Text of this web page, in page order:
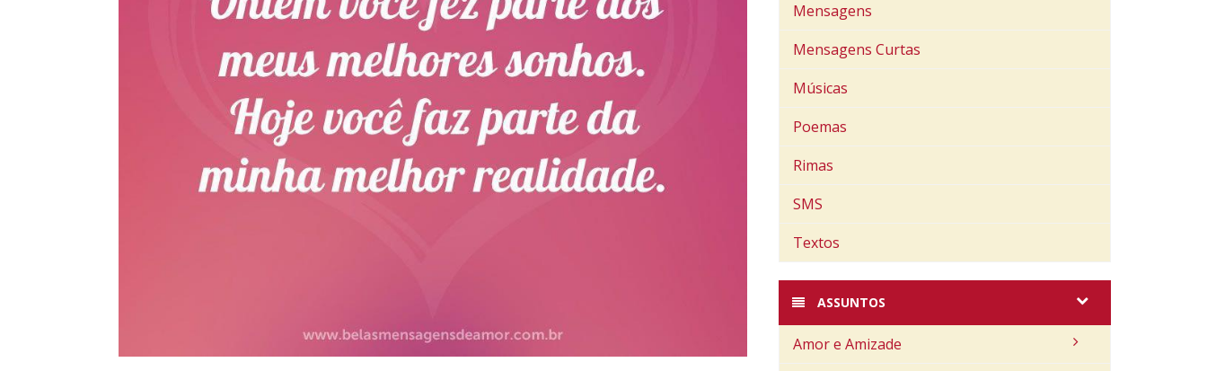
Mensagens
Mensagens Curtas
Músicas
Poemas
Rimas
SMS
Textos
ASSUNTOS
Amor e Amizade